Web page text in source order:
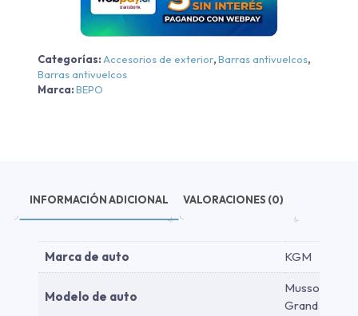
Categorías:Accesorios de exterior,Barras antivuelcos,
Barras antivuelcos
Marca:BEPO
INFORMACIÓN ADICIONAL VALORACIONES (0)
Marca de auto KGM
Modelo de auto
Musso
Grand